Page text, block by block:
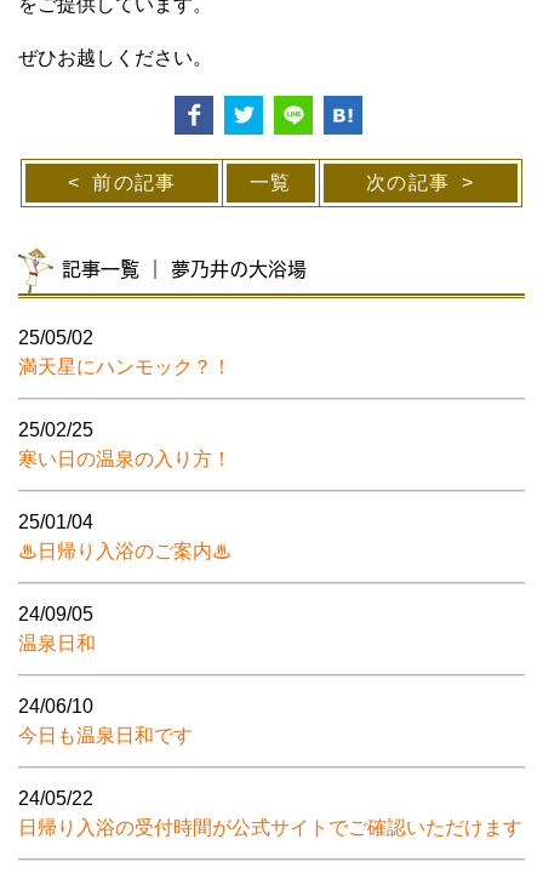
をご提供しています。
ぜひお越しください。
前の記事 一覧 次の記事
記事一覧 ｜ 夢乃井の大浴場
25/05/02
満天星にハンモック？！
25/02/25
寒い日の温泉の入り方！
25/01/04
♨日帰り入浴のご案内♨
24/09/05
温泉日和
24/06/10
今日も温泉日和です
24/05/22
日帰り入浴の受付時間が公式サイトでご確認いただけます